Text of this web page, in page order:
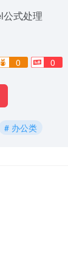
式处理
0 0
# 办公类